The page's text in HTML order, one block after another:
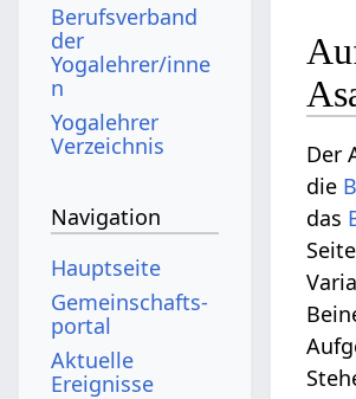
Der
die
das
Berufsverband
der
Yogalehrer/inne
n
Yogalehrer
Verzeichnis
Navigation
Hauptseite
Gemeinschafts­
portal
Aktuelle
Ereignisse